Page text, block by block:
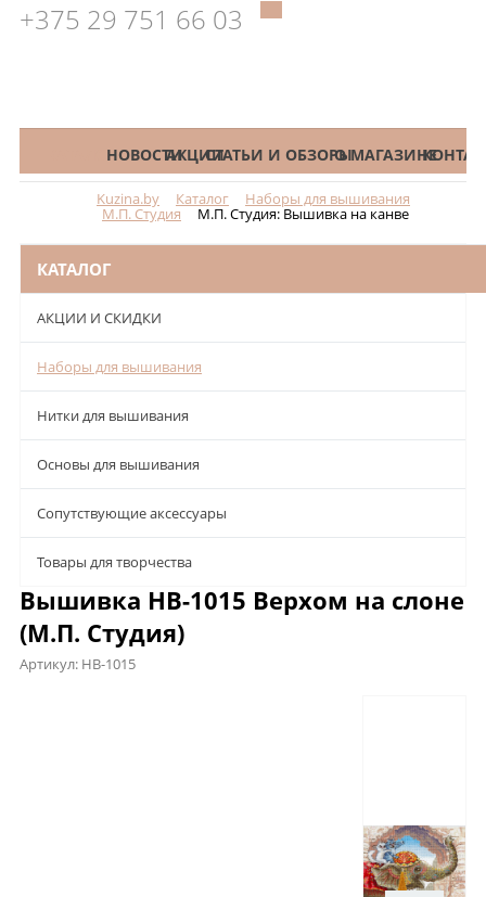
+375 29 751 66 03
КАТАЛОГНОВОСТИАКЦИИСТАТЬИ И ОБЗОРЫО МАГАЗИНЕ
Kuzina.by Каталог Наборы для вышивания
М.П. Студия М.П. Студия: Вышивка на канве
КАТАЛОГ
АКЦИИ И СКИДКИ
Наборы для вышивания
Нитки для вышивания
Основы для вышивания
Сопутствующие аксессуары
Товары для творчества
Вышивка НВ-1015 Верхом на слоне
(М.П. Студия)
Артикул: НВ-1015